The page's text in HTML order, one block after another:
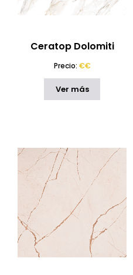
Ceratop Dolomiti
Precio: €€
Ver más